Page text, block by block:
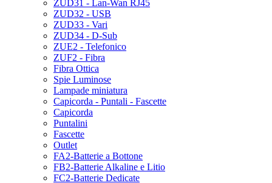
ZUD31 - Lan-Wan RJ45
ZUD32 - USB
ZUD33 - Vari
ZUD34 - D-Sub
ZUE2 - Telefonico
ZUF2 - Fibra
Fibra Ottica
Spie Luminose
Lampade miniatura
Capicorda - Puntali - Fascette
Capicorda
Puntalini
Fascette
Outlet
FA2-Batterie a Bottone
FB2-Batterie Alkaline e Litio
FC2-Batterie Dedicate